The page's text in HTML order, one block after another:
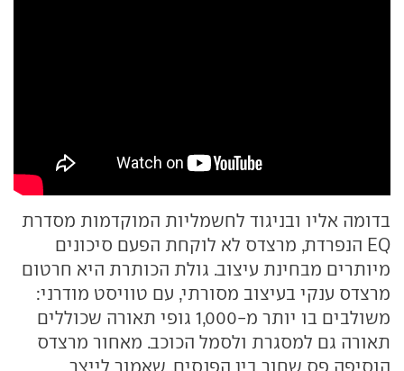
בדומה אליו ובניגוד לחשמליות המוקדמות מסדרת
EQ הנפרדת, מרצדס לא לוקחת הפעם סיכונים
מיותרים מבחינת עיצוב. גולת הכותרת היא חרטום
מרצדס ענקי בעיצוב מסורתי, עם טוויסט מודרני:
משולבים בו יותר מ-1,000 גופי תאורה שכוללים
תאורה גם למסגרת ולסמל הכוכב. מאחור מרצדס
הוסיפה פס שחור בין הפנסים, שאמור לייצר